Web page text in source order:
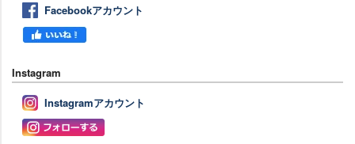
Facebookアカウント
Instagram
Instagramアカウント